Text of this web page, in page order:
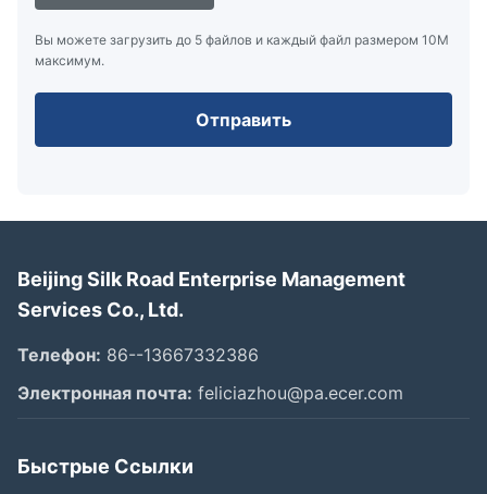
Вы можете загрузить до 5 файлов и каждый файл размером 10M
максимум.
Отправить
Beijing Silk Road Enterprise Management
Services Co., Ltd.
Телефон: 86--13667332386
Электронная почта: feliciazhou@pa.ecer.com
Быстрые Ссылки